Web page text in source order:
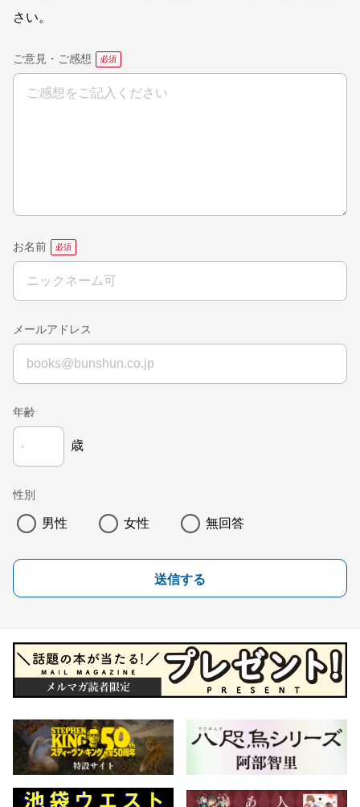
さい。
ご意見・ご感想
お名前
メールアドレス
年齢
歳
性別
男性 女性 無回答
送信する